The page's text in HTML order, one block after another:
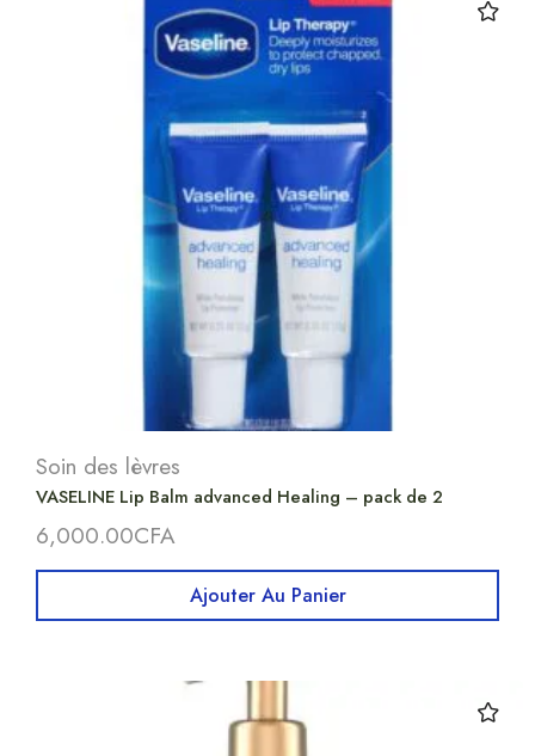
Soin des lèvres
VASELINE Lip Balm advanced Healing – pack de 2
6,000.00CFA
Ajouter Au Panier